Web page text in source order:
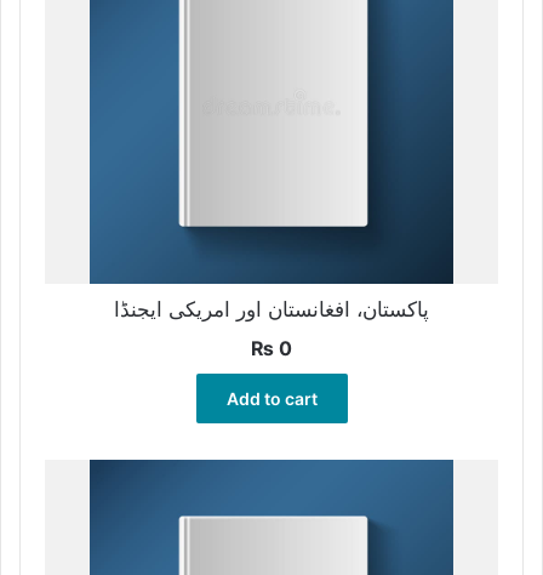
پاکستان، افغانستان اور امریکی ایجنڈا
₨ 0
Add to cart